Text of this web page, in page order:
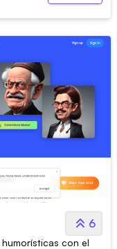
6
con el